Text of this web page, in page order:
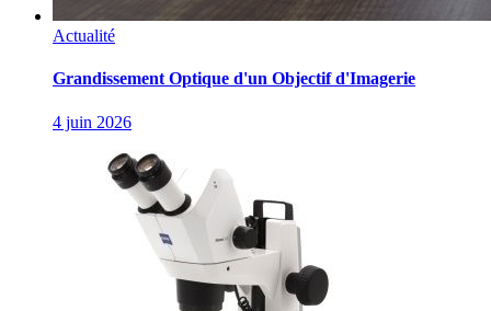
Actualité
Grandissement Optique d'un Objectif d'Imagerie
4 juin 2026